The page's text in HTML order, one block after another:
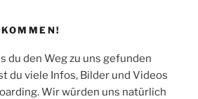
du den Weg zu uns gefunden
du viele Infos, Bilder und Videos
Wir würden uns natürlich